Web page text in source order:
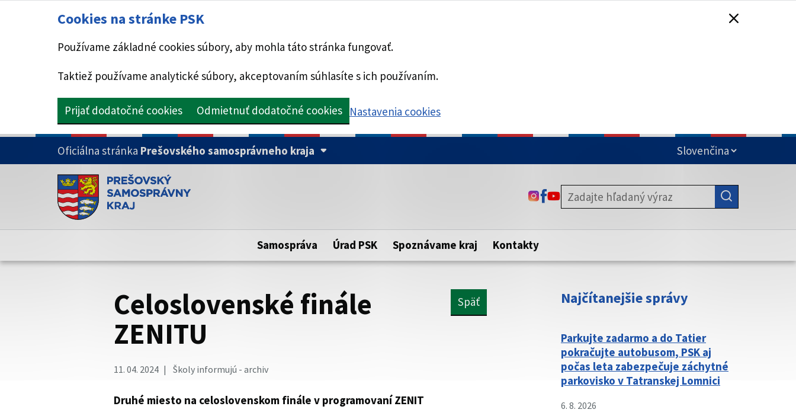
Cookies na stránke PSK
Používame základné cookies súbory, aby mohla táto stránka fungovať.
Taktiež používame analytické súbory, akceptovaním súhlasíte s ich používaním.
Prijať dodatočné cookies Odmietnuť dodatočné cookies Nastavenia cookies
PRESKOČIŤ NA HLAVNÝ OBSAH
Oficiálna stránka Prešovského samosprávneho kraja
Doména psk.sk je oficiálna
Toto je oficiálna webová stránka Prešovského samosprávneho kraja.
Táto stránka je zabezpečená
zabezpečenú webovú stránku. Zabezpečená stránka vždy začína
https:// pred názvom domény webového sídla.
ODKAZ SA OTVORÍ NA NOVEJ KARTE
ODKAZ SA OTVORÍ NA NOVEJ KARTE
ODKAZ SA OTVORÍ NA NOVEJ KARTE
Samospráva Úrad PSK Spoznávame kraj Kontakty
Celoslovenské finále
ZENITU
Späť
11. 04. 2024 Školy informujú - archiv
Druhé miesto na celoslovenskom finále v programovaní ZENIT
Najčítanejšie správy
Parkujte zadarmo a do Tatier
pokračujte autobusom, PSK aj
počas leta zabezpečuje záchytné
parkovisko v Tatranskej Lomnici
6. 8. 2026